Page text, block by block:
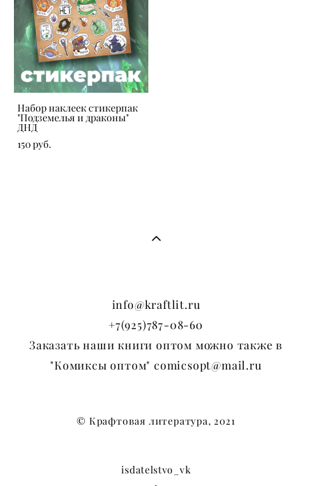
Набор наклеек стикерпак
"Подземелья и драконы"
ДНД
150 pуб.
info@kraftlit.ru
+7(925)787-08-60
Заказать наши книги оптом можно также в
"Комиксы оптом" comicsopt@mail.ru
© Крафтовая литература, 2021
isdatelstvo_vk